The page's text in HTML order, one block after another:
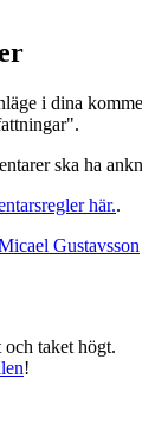
i dina
ska ha
här..
Gustavsson
taket högt.
!